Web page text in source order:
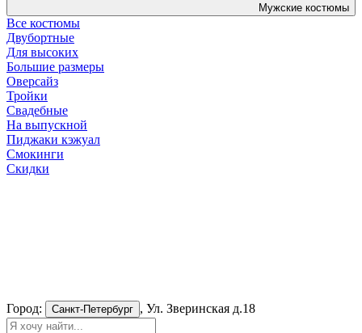
Мужские костюмы
Все костюмы
Двубортные
Для высоких
Большие размеры
Оверсайз
Тройки
Свадебные
На выпускной
Пиджаки кэжуал
Смокинги
Скидки
Город: Санкт-Петербург , Ул. Зверинская д.18